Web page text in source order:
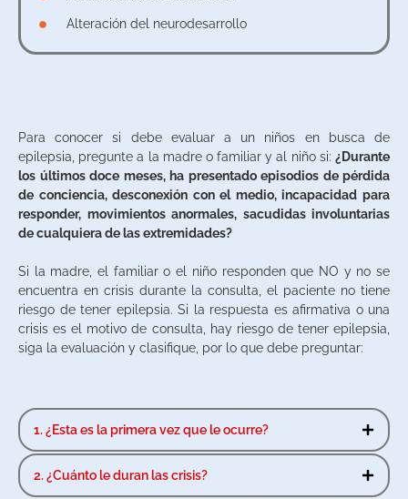
Alteración del neurodesarrollo
Para conocer si debe evaluar a un niños en busca de
epilepsia, pregunte a la madre o familiar y al niño si: ¿Durante
los últimos doce meses, ha presentado episodios de pérdida
de conciencia, desconexión con el medio, incapacidad para
responder, movimientos anormales, sacudidas involuntarias
de cualquiera de las extremidades?
Si la madre, el familiar o el niño responden que NO y no se
encuentra en crisis durante la consulta, el paciente no tiene
riesgo de tener epilepsia. Si la respuesta es afirmativa o una
crisis es el motivo de consulta, hay riesgo de tener epilepsia,
siga la evaluación y clasifique, por lo que debe preguntar:
1. ¿Esta es la primera vez que le ocurre?
2. ¿Cuánto le duran las crisis?